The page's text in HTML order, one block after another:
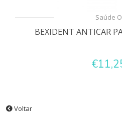
Saúde
BEXIDENT ANTICAR
Voltar